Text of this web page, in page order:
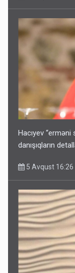
Hacıyev “erməni
danışıqların
5 Avqust 16:26